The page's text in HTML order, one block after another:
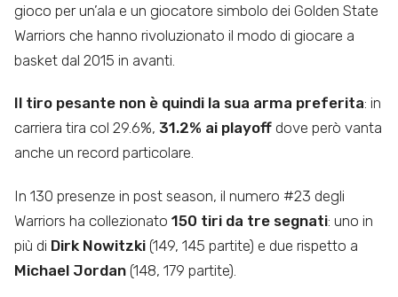
gioco per un’ala e un giocatore simbolo dei Golden State
Warriors che hanno rivoluzionato il modo di giocare a
basket dal 2015 in avanti.
Il tiro pesante non è quindi la sua arma preferita: in
carriera tira col 29.6%, 31.2% ai playoff dove però vanta
anche un record particolare.
In 130 presenze in post season, il numero #23 degli
Warriors ha collezionato 150 tiri da tre segnati: uno in
più di Dirk Nowitzki (149, 145 partite) e due rispetto a
Michael Jordan (148, 179 partite).